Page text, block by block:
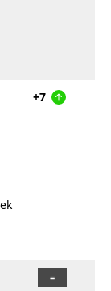
+7